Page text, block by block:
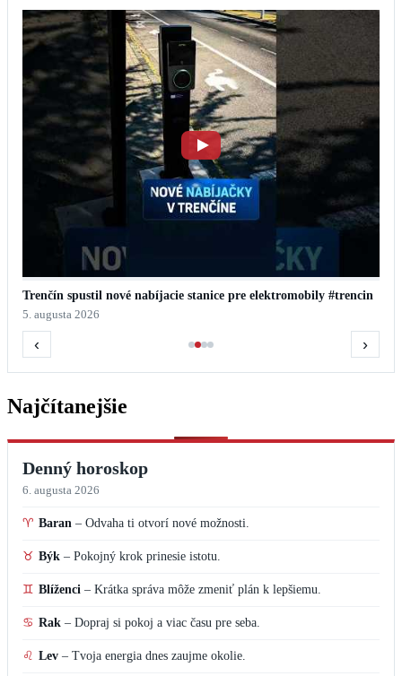
Trenčín spustil nové nabíjacie stanice pre elektromobily #trencin
5. augusta 2026
‹ ›
Najčítanejšie
Denný horoskop
6. augusta 2026
♈ Baran – Odvaha ti otvorí nové možnosti.
♉ Býk – Pokojný krok prinesie istotu.
♊ Blíženci – Krátka správa môže zmeniť plán k lepšiemu.
♋ Rak – Dopraj si pokoj a viac času pre seba.
♌ Lev – Tvoja energia dnes zaujme okolie.